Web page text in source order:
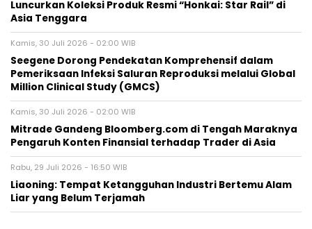
Luncurkan Koleksi Produk Resmi “Honkai: Star Rail” di
Asia Tenggara
Kamis, 30 Juli 2026 - 02:00 WIB
Seegene Dorong Pendekatan Komprehensif dalam
Pemeriksaan Infeksi Saluran Reproduksi melalui Global
Million Clinical Study (GMCS)
Kamis, 30 Juli 2026 - 02:00 WIB
Mitrade Gandeng Bloomberg.com di Tengah Maraknya
Pengaruh Konten Finansial terhadap Trader di Asia
Rabu, 29 Juli 2026 - 16:50 WIB
Liaoning: Tempat Ketangguhan Industri Bertemu Alam
Liar yang Belum Terjamah